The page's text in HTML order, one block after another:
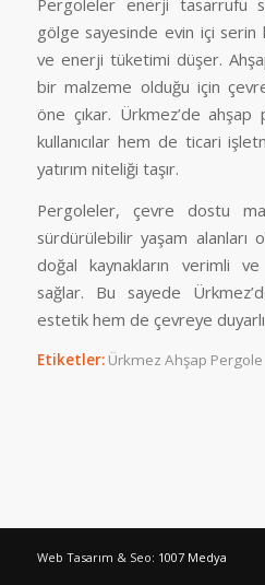
gölge sayesinde evin içi serin
ve enerji tüketimi düşer.
bir malzeme olduğu için
öne çıkar. Ürkmez’de
kullanıcılar hem de ticari
yatırım niteliği taşır.
Pergoleler, çevre dostu
sürdürülebilir yaşam alanları
doğal kaynakların verimli ve
sağlar. Bu sayede
estetik hem de çevreye
Etiketler: Ürkmez Ahşap Pergole
Web Tasarım & Seo: 1007 Medya